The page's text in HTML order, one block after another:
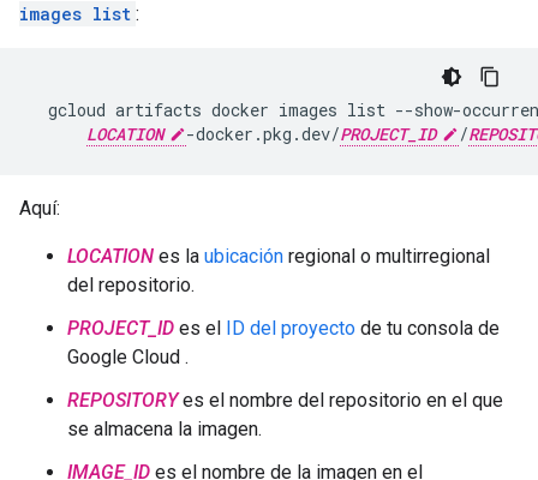
images list :
gcloud artifacts docker images list --show-
LOCATION
-docker.pkg.dev/PROJECT_ID /
Aquí:
LOCATION es la ubicación regional o multirregional
del repositorio.
PROJECT_ID es el ID del proyecto de tu consola de
Google Cloud .
REPOSITORYes el nombre del repositorio en el que
se almacena la imagen.
IMAGE_ID es el nombre de la imagen en el